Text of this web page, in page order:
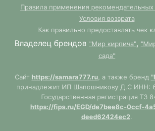
Правила применения рекомендательных
Условия возврата
Как правильно предоставлять чек
Владелец брендов "Мир кирпича",
сада"
Сайт https://samara777.ru, а также бренд
принадлежит ИП Шапошникову Д.С ИНН:
Государственная регистрация ТЗ
https://fips.ru/EGD/de7bee8c-0ccf-
deed62424ec2.